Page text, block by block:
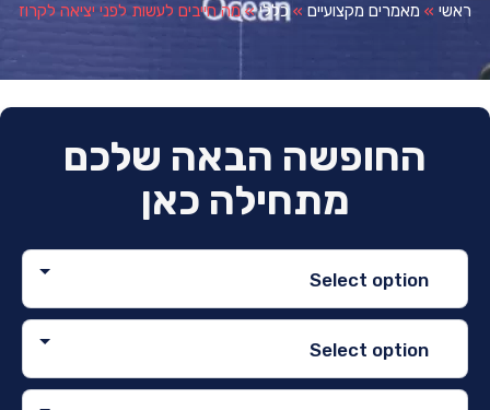
»מאמרים מקצועיים»כללי»מה חייבים לעשות לפני יציאה לקרוז
החופשה הבאה שלכם
מתחילה כאן
Select option
Select option